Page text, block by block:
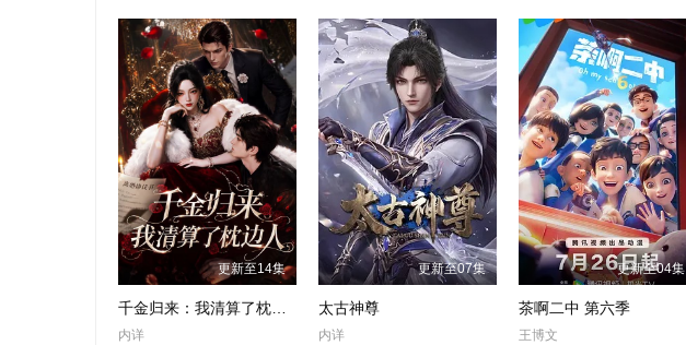
更新至14集
千金归来：我清算了枕边人
内详
更新至07集
太古神尊
内详
更新至04集
茶啊二中 第六季
王博文